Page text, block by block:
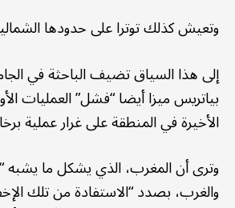
وتعيش كذلك توترا على حدودها
إلى هذا السياق تضيف الباحثة في
بياتريس ميزا أيضا “فشل” العمليات
الأخيرة في المنطقة على غرار عملية
وترى أن المغرب، الذي يشكل ما يشبه
والغرب، بصدد “الاستفادة من تلك